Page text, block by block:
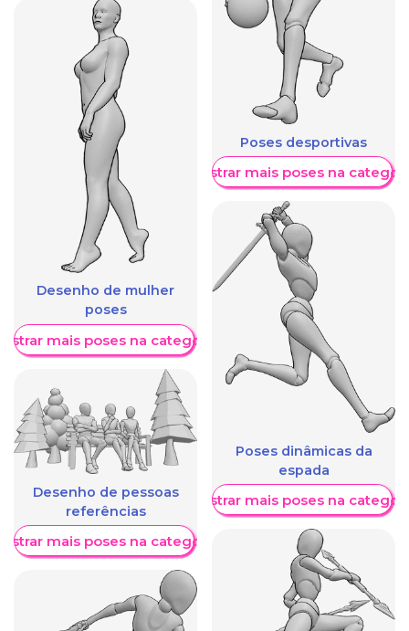
Desenho de mulher
poses
mais poses na categoria
Desenho de pessoas
referências
mais poses na categoria
Poses desportivas
Mostrar mais poses na
Poses dinâmicas da
espada
Mostrar mais poses na